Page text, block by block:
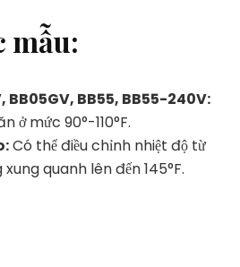
mẫu:
BB05GV, BB55, BB55-240V:
ở mức 90°-110°F.
Có thể điều chỉnh nhiệt độ từ
quanh lên đến 145°F.